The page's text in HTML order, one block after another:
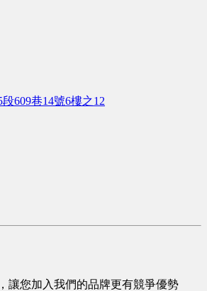
609巷14號6樓之12
讓您加入我們的品牌更有競爭優勢